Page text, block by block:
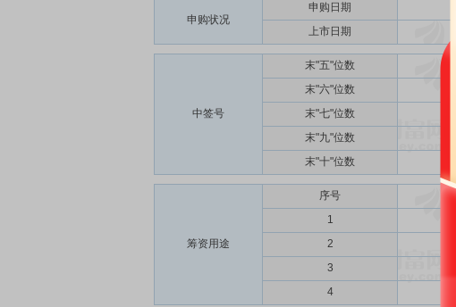
申购状况
申购日期
上市日期
中签号
末"五"位数
末"六"位数
末"七"位数
末"九"位数
末"十"位数
筹资用途
序号
1
2
3
4